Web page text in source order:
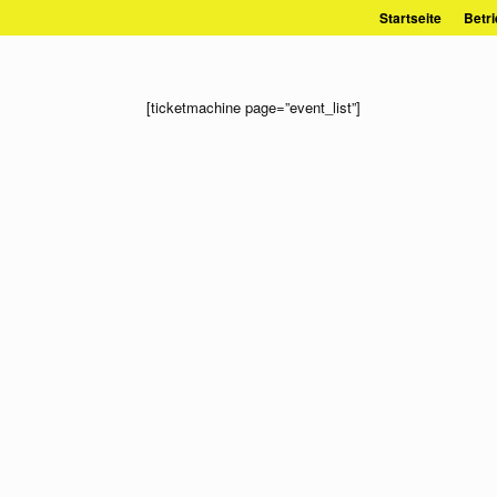
Inhalt
Startseite
[ticketmachine page=”event_list”]